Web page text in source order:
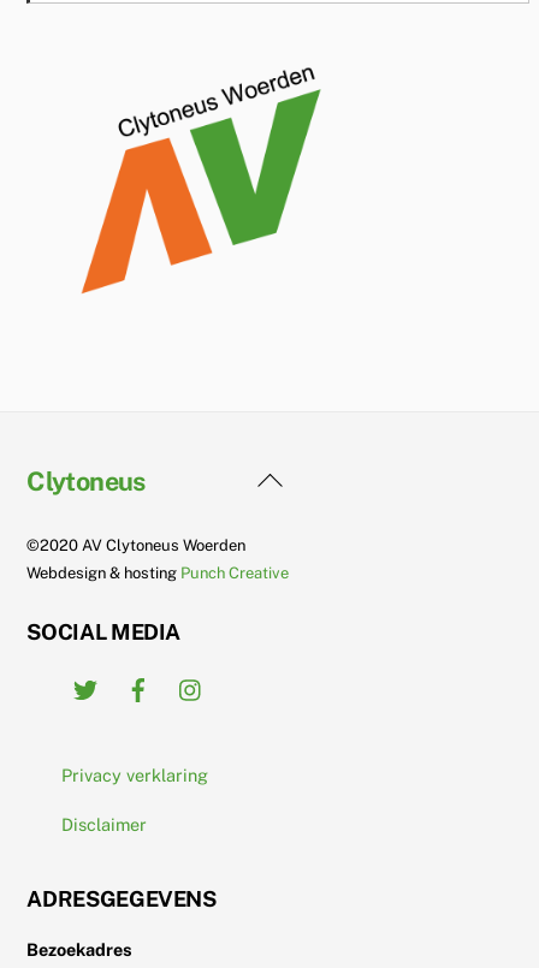
Back
Clytoneus
©2020 AV Clytoneus Woerden
Webdesign & hosting Punch Creative
SOCIAL MEDIA
Twitter
Privacy verklaring
Disclaimer
ADRESGEGEVENS
Bezoekadres